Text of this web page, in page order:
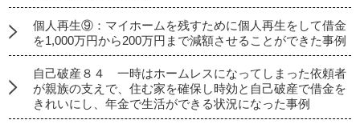
個人再生⑨：マイホームを残すために個人再生をして借金
を1,000万円から200万円まで減額させることができた事例
自己破産８４ 一時はホームレスになってしまった依頼者
が親族の支えで、住む家を確保し時効と自己破産で借金を
きれいにし、年金で生活ができる状況になった事例